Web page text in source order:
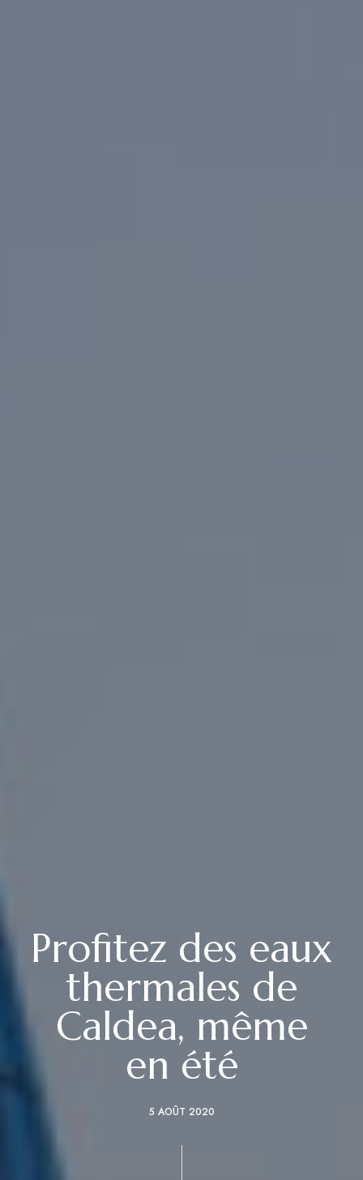
Profitez des eaux
thermales de
Caldea, même
en été
5 AOÛT 2020